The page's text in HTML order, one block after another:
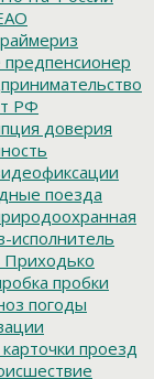
предпенсионер
РФ
доверия
поезда
исполнитель
Приходько
пробки
погоды
проезд